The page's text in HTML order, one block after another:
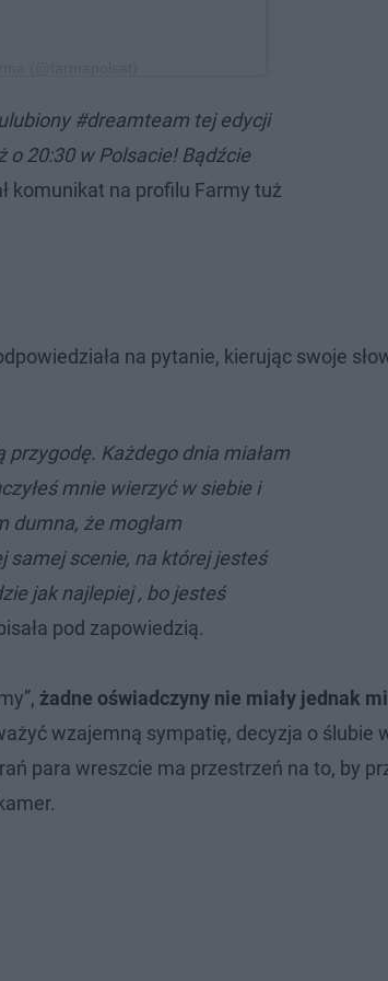
#dreamteam tej edycji
o 20:30 w Polsacie! Bądźcie
komunikat na profilu Farmy tuż
na pytanie, kierując swoje
przygodę. Każdego dnia miałam
mnie wierzyć w siebie i
dumna, że mogłam
samej scenie, na której jesteś
jak najlepiej , bo jesteś
pod zapowiedzią.
żadne oświadczyny nie miały jednak
wzajemną sympatię, decyzja o ślubie
para wreszcie ma przestrzeń na to, by